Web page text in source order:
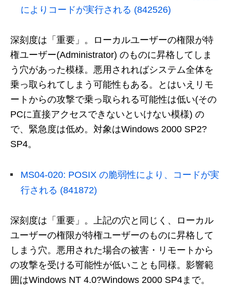
によりコードが実行される (842526)
深刻度は「重要」。ローカルユーザーの権限が特
権ユーザー(Administrator) のものに昇格してしま
う穴があった模様。悪用されればシステム全体を
乗っ取られてしまう可能性もある。とはいえリモ
ートからの攻撃で乗っ取られる可能性は低い(その
PCに直接アクセスできないといけない模様) の
で、緊急度は低め。対象はWindows 2000 SP2?
SP4。
MS04-020: POSIX の脆弱性により、コードが実
行される (841872)
深刻度は「重要」。上記の穴と同じく、ローカル
ユーザーの権限が特権ユーザーのものに昇格して
しまう穴。悪用された場合の被害・リモートから
の攻撃を受ける可能性が低いことも同様。影響範
囲はWindows NT 4.0?Windows 2000 SP4まで。